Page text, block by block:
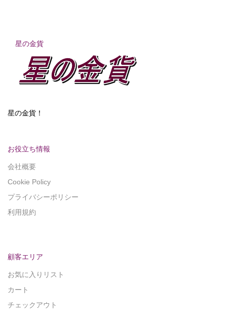
星の金貨
星の金貨！
お役立ち情報
会社概要
Cookie Policy
プライバシーポリシー
利用規約
顧客エリア
お気に入りリスト
カート
チェックアウト